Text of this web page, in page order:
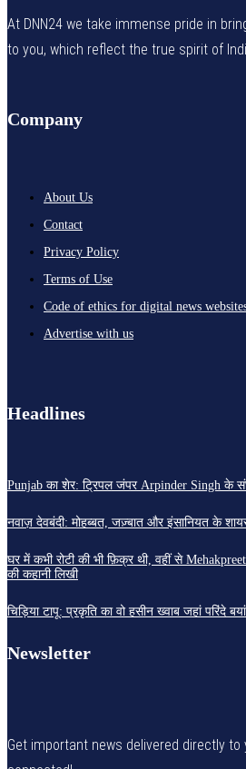
At DNN24 we take immense pride in
to you, which reflect the true spirit of
Company
About Us
Contact
Privacy Policy
Terms of Use
Code of ethics for digital news
Advertise with us
Headlines
Punjab का शेर: ट्रिपल जंपर Arpinder Singh के
नवाज़ देवबंदी: मोहब्बत, जज़्बात और इंसानियत के
घर में कभी रोटी की भी फ़िक्र थी, वहीं से
की कहानी लिखी
चिड़िया टापू: प्रकृति का वो हसीन ख्वाब जहां परिंदे
Newsletter
Get important news delivered directly to